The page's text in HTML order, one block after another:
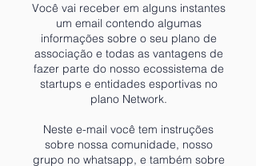
Você vai receber em alguns instantes
um email contendo algumas
informações sobre o seu plano de
associação e todas as vantagens de
fazer parte do nosso ecossistema de
startups e entidades esportivas no
plano Network.
Neste e-mail você tem instruções
sobre nossa comunidade, nosso
grupo no whatsapp, e também sobre